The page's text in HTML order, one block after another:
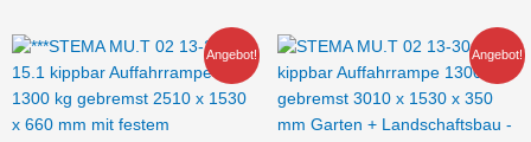
Angebot!
Ursprünglicher
war:
3.774,45 €
Aktueller
ist:
3.099,00 €.
Angebot!
Ursprünglicher
war:
3.655,00 €
Aktueller
ist:
3.350,00 €.